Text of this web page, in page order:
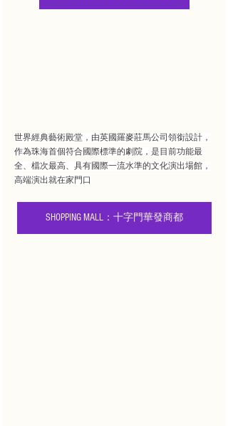
世界經典藝術殿堂，由英國羅麥莊馬公司領銜設計，
作為珠海首個符合國際標準的劇院，是目前功能最
全、檔次最高、具有國際一流水準的文化演出場館，
高端演出就在家門口
SHOPPING MALL：十字門華發商都